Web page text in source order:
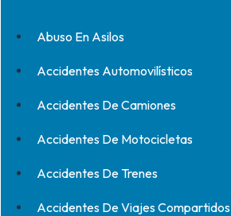
Abuso En Asilos
Accidentes Automovilísticos
Accidentes De Camiones
Accidentes De Motocicletas
Accidentes De Trenes
Accidentes De Viajes Compartidos